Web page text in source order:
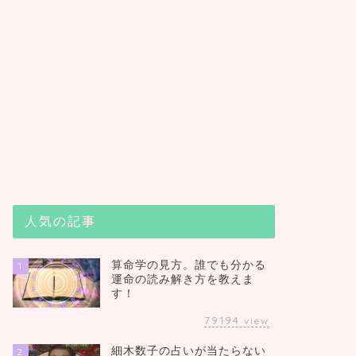
人気の記事
1
算命学の見方。誰でも分かる
運命の読み解き方を教えま
す！
79194 view
2 細木数子の占いが当たらない